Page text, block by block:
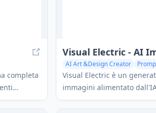
completa
su
AI Art &Design Creator
AI Photo & Image Generator
Visual Electric è un
immagini alimentato
specificamente per i